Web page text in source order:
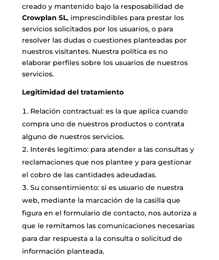
creado y mantenido bajo la resposabilidad de
Crowplan SL, imprescindibles para prestar los
servicios solicitados por los usuarios, o para
resolver las dudas o cuestiones planteadas por
nuestros visitantes. Nuestra política es no
elaborar perfiles sobre los usuarios de nuestros
servicios.
Legitimidad del tratamiento
Relación contractual: es la que aplica cuando
compra uno de nuestros productos o contrata
alguno de nuestros servicios.
Interés legítimo: para atender a las consultas y
reclamaciones que nos plantee y para gestionar
el cobro de las cantidades adeudadas.
Su consentimiento: si es usuario de nuestra
web, mediante la marcación de la casilla que
figura en el formulario de contacto, nos autoriza a
que le remitamos las comunicaciones necesarias
para dar respuesta a la consulta o solicitud de
información planteada.